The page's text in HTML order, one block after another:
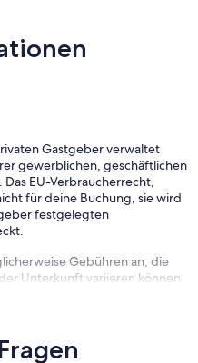
Gastgeber verwaltet
gewerblichen, geschäftlichen
EU-Verbraucherrecht,
für deine Buchung, sie wird
festgelegten
Gebühren an, die
Unterkunft variieren können.